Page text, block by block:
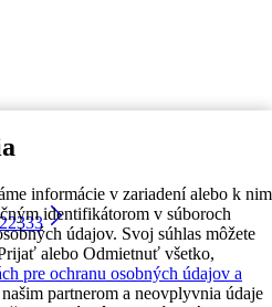
informácie v zariadení alebo k nim
identifikátorom v súboroch
údajov. Svoj súhlas môžete
alebo Odmietnuť všetko,
pre ochranu osobných údajov a
partnerom a neovplyvnia údaje